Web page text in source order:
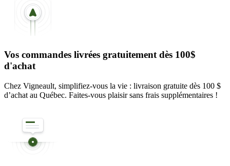
Vos commandes livrées gratuitement dès 100$
d'achat
Chez Vigneault, simplifiez-vous la vie : livraison gratuite dès 100 $
d’achat au Québec. Faites-vous plaisir sans frais supplémentaires !